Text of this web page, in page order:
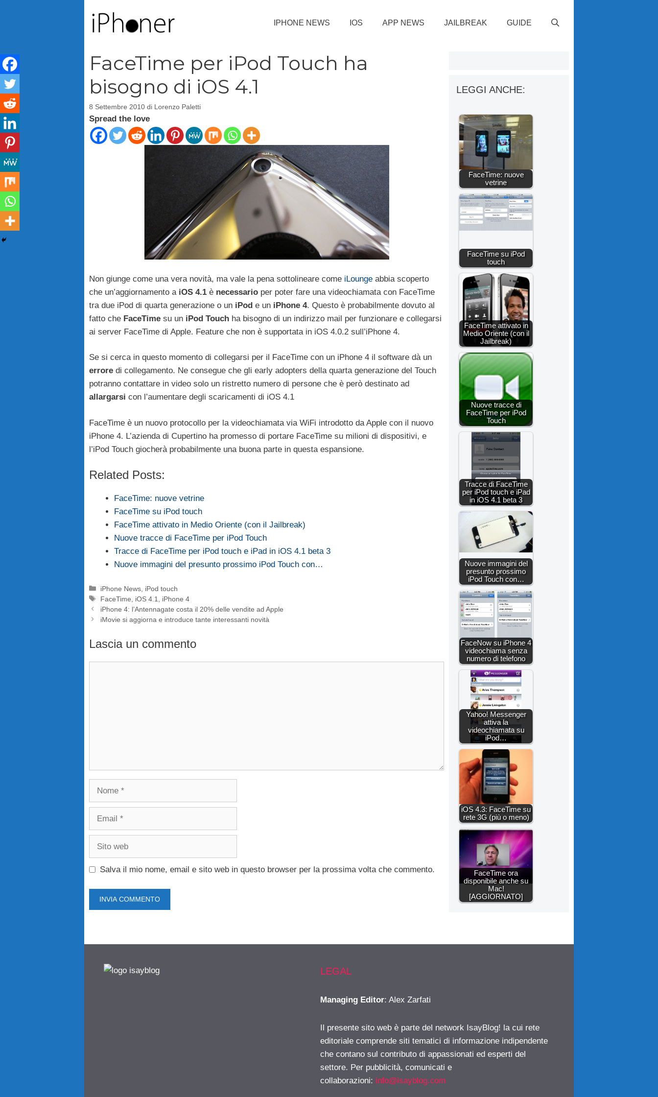
IPHONE NEWS IOS APP NEWS JAILBREAK GUIDE
FaceTime per iPod Touch ha
bisogno di iOS 4.1
8 Settembre 2010 di Lorenzo Paletti
Spread the love
Non giunge come una vera novità, ma vale la pena sottolineare come iLounge abbia scoperto
che un’aggiornamento a iOS 4.1 è necessario per poter fare una videochiamata con FaceTime
tra due iPod di quarta generazione o un iPod e un iPhone 4. Questo è probabilmente dovuto al
fatto che FaceTime su un iPod Touch ha bisogno di un indirizzo mail per funzionare e collegarsi
ai server FaceTime di Apple. Feature che non è supportata in iOS 4.0.2 sull’iPhone 4.
Se si cerca in questo momento di collegarsi per il FaceTime con un iPhone 4 il software dà un
errore di collegamento. Ne consegue che gli early adopters della quarta generazione del Touch
potranno contattare in video solo un ristretto numero di persone che è però destinato ad
allargarsi con l’aumentare degli scaricamenti di iOS 4.1
FaceTime è un nuovo protocollo per la videochiamata via WiFi introdotto da Apple con il nuovo
iPhone 4. L’azienda di Cupertino ha promesso di portare FaceTime su milioni di dispositivi, e
l’iPod Touch giocherà probabilmente una buona parte in questa espansione.
Related Posts:
FaceTime: nuove vetrine
FaceTime su iPod touch
FaceTime attivato in Medio Oriente (con il Jailbreak)
Nuove tracce di FaceTime per iPod Touch
Tracce di FaceTime per iPod touch e iPad in iOS 4.1 beta 3
Nuove immagini del presunto prossimo iPod Touch con…
Categorie
iPhone News iPod touch
Tag
FaceTime iOS 4.1
iPhone 4
iPhone 4: l’Antennagate costa il 20% delle vendite ad Apple
iMovie si aggiorna e introduce tante interessanti novità
Lascia un commento
Nome
Email
Sito
Salva il mio nome, email e sito web in questo browser per la prossima volta che commento.
LEGGI ANCHE:
FaceTime: nuove
vetrine
FaceTime su iPod
touch
FaceTime attivato in
Medio Oriente (con il
Jailbreak)
Nuove tracce di
FaceTime per iPod
Touch
Tracce di FaceTime
per iPod touch e iPad
in iOS 4.1 beta 3
Nuove immagini del
presunto prossimo
iPod Touch con…
FaceNow su iPhone 4
videochiama senza
numero di telefono
Yahoo! Messenger
attiva la
videochiamata su
iPod…
iOS 4.3: FaceTime su
rete 3G (più o meno)
FaceTime ora
disponibile anche su
Mac!
[AGGIORNATO]
LEGAL
Managing Editor: Alex Zarfati
Il presente sito web è parte del network IsayBlog! la cui rete
editoriale comprende siti tematici di informazione indipendente
che contano sul contributo di appassionati ed esperti del
settore. Per pubblicità, comunicati e
collaborazioni: info@isayblog.com